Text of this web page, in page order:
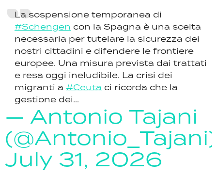
La sospensione temporanea di
#Schengen con la Spagna è una scelta
necessaria per tutelare la sicurezza dei
nostri cittadini e difendere le frontiere
europee. Una misura prevista dai trattati
e resa oggi ineludibile. La crisi dei
migranti a #Ceuta ci ricorda che la
gestione dei...
— Antonio Tajani
(@Antonio_Tajani)
July 31, 2026